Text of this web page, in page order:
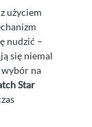
użyciem
nudzić –
się niemal
wybór na
Star